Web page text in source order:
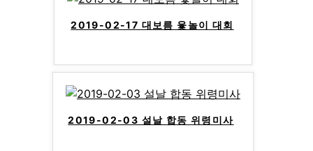
2019-02-17 대보름 윷놀이 대회
2019-02-03 설날 합동 위령미사